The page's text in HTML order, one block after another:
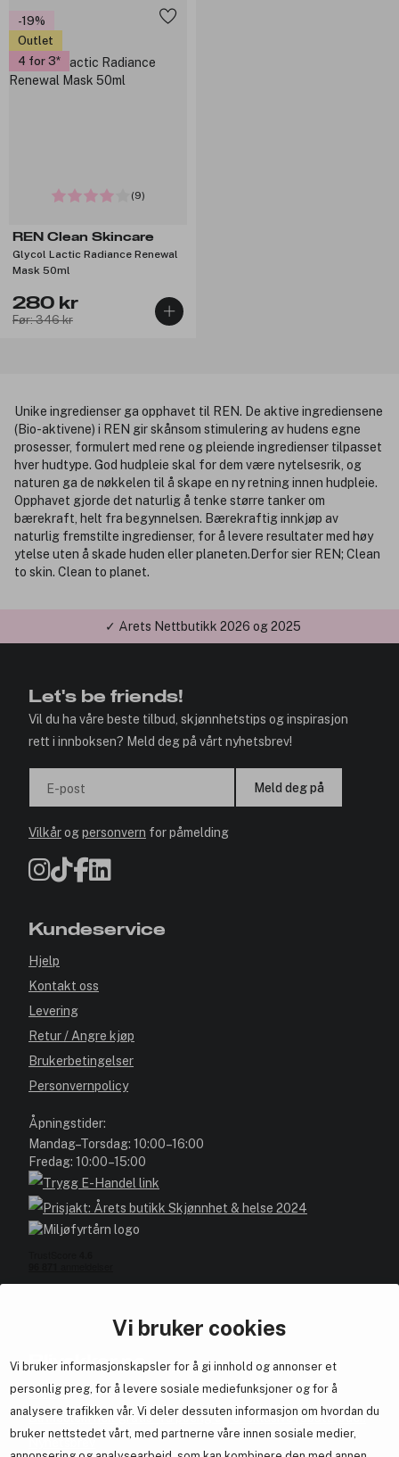
Vi bruker cookies
Vi bruker informasjonskapsler for å gi innhold og annonser et
personlig preg, for å levere sosiale mediefunksjoner og for å
analysere trafikken vår. Vi deler dessuten informasjon om hvordan du
bruker nettstedet vårt, med partnerne våre innen sosiale medier,
-19%
Outlet
4 for 3
(9)
REN Clean Skincare
Glycol Lactic Radiance Renewal
Mask 50ml
280 kr
Før: 346 kr
Unike ingredienser ga opphavet til REN. De aktive ingrediensene
(Bio-aktivene) i REN gir skånsom stimulering av hudens egne
prosesser, formulert med rene og pleiende ingredienser tilpasset
hver hudtype. God hudpleie skal for dem være nytelsesrik, og
naturen ga de nøkkelen til å skape en ny retning innen hudpleie.
Opphavet gjorde det naturlig å tenke større tanker om
bærekraft, helt fra begynnelsen. Bærekraftig innkjøp av
naturlig fremstilte ingredienser, for å levere resultater med høy
ytelse uten å skade huden eller planeten.Derfor sier REN; Clean
to skin. Clean to planet.
✓ Årets Nettbutikk 2026 og 2025
Let's be friends!
Vil du ha våre beste tilbud, skjønnhetstips og inspirasjon
rett i innboksen? Meld deg på vårt nyhetsbrev!
E-post Meld deg på
Vilkårogpersonvern for påmelding
Kundeservice
Hjelp
Kontakt oss
Levering
Retur / Angre kjøp
Brukerbetingelser
Personvernpolicy
Åpningstider:
Mandag–Torsdag: 10:00–16:00
Fredag: 10:00–15:00
Blivakker.no
Om oss
Bli medlem helt gratis - få poeng og eksklusive rabattkoder.